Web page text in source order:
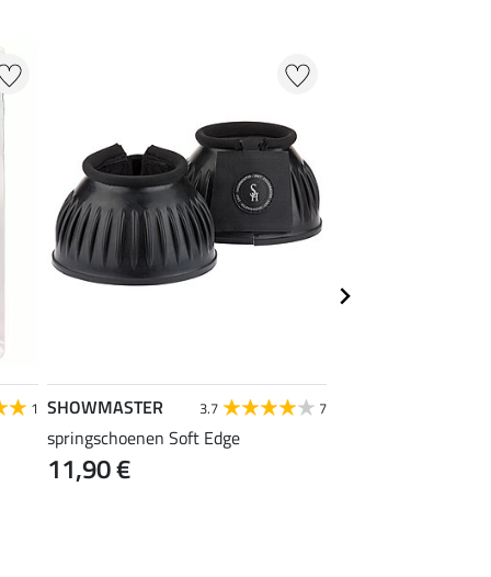
1 SHOWMASTER 3.7 7
springschoenen Soft Edge
11,90 €